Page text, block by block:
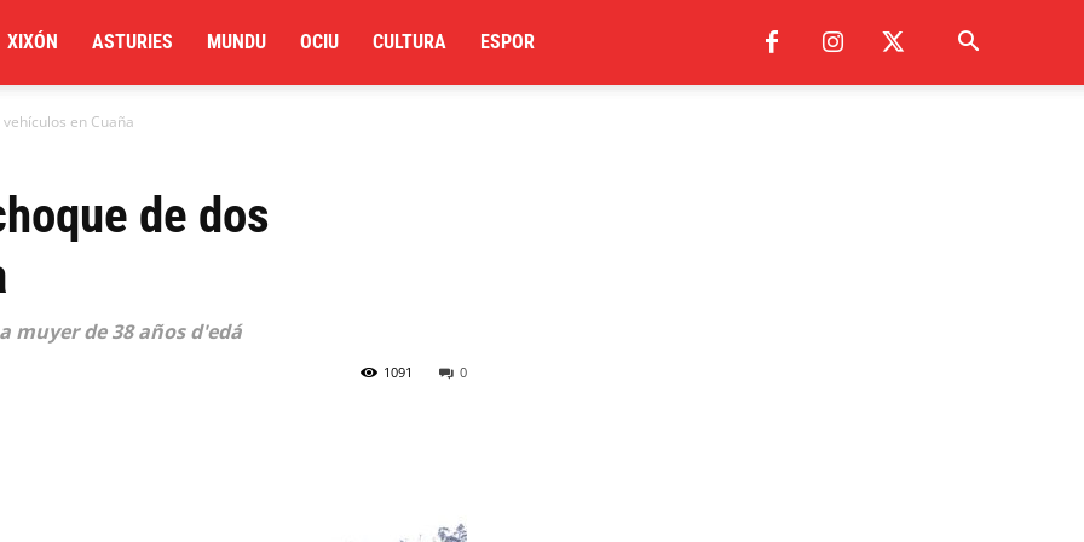
XIXÓN ASTURIES MUNDU OCIU CULTURA ESPOR
en Cuaña
de dos
muyer de 38 años d'edá
0
1091